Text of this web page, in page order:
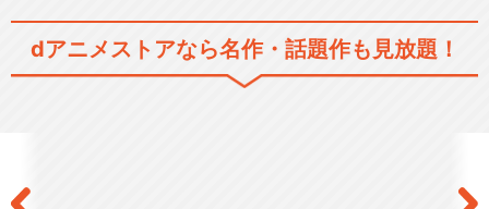
dアニメストアなら名作・話題作も見放題！